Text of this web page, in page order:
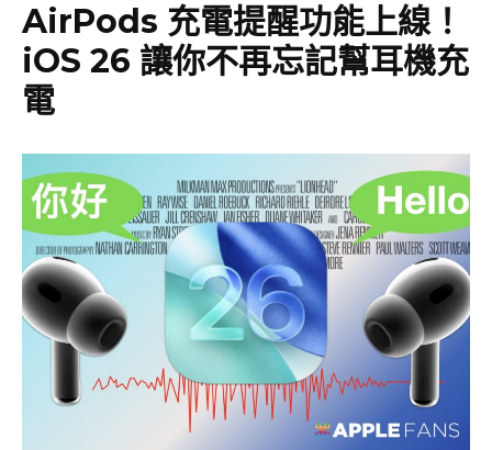
AirPods 充電提醒功能上線！
iOS 26 讓你不再忘記幫耳機充
電